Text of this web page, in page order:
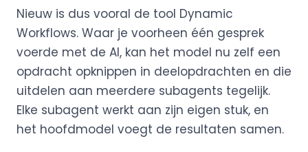
Nieuw is dus vooral de tool Dynamic
Workflows. Waar je voorheen één gesprek
voerde met de AI, kan het model nu zelf een
opdracht opknippen in deelopdrachten en die
uitdelen aan meerdere subagents tegelijk.
Elke subagent werkt aan zijn eigen stuk, en
het hoofdmodel voegt de resultaten samen.